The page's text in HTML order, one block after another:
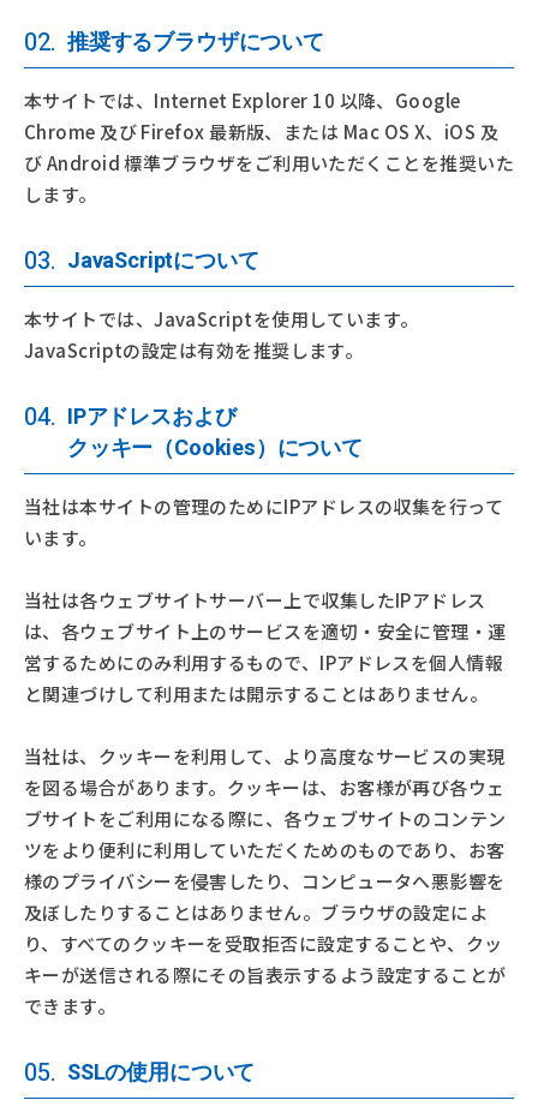
02. 推奨するブラウザについて
本サイトでは、Internet Explorer 10 以降、Google
Chrome 及び Firefox 最新版、または Mac OS X、iOS 及
び Android 標準ブラウザをご利用いただくことを推奨いた
します。
03. JavaScriptについて
本サイトでは、JavaScriptを使用しています。
JavaScriptの設定は有効を推奨します。
04. IPアドレスおよび
クッキー（Cookies）について
当社は本サイトの管理のためにIPアドレスの収集を行って
います。
当社は各ウェブサイトサーバー上で収集したIPアドレス
は、各ウェブサイト上のサービスを適切・安全に管理・運
営するためにのみ利用するもので、IPアドレスを個人情報
と関連づけして利用または開示することはありません。
当社は、クッキーを利用して、より高度なサービスの実現
を図る場合があります。クッキーは、お客様が再び各ウェ
ブサイトをご利用になる際に、各ウェブサイトのコンテン
ツをより便利に利用していただくためのものであり、お客
様のプライバシーを侵害したり、コンピュータへ悪影響を
及ぼしたりすることはありません。ブラウザの設定によ
り、すべてのクッキーを受取拒否に設定することや、クッ
キーが送信される際にその旨表示するよう設定することが
できます。
05. SSLの使用について